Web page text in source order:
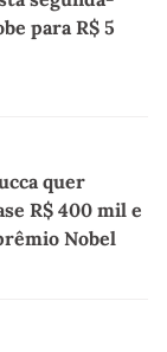
para R$ 5
quer
R$ 400 mil e
Nobel